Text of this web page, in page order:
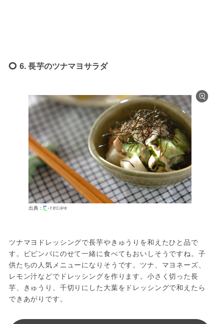
6. 長芋のツナマヨサラダ
出典：
ツナマヨドレッシングで長芋やきゅうりを和えたひと品で
す。ビビンバにのせて一緒に食べてもおいしそうですね。子
供たちの人気メニューになりそうです。ツナ、マヨネーズ、
レモン汁などでドレッシングを作ります。小さく切った長
芋、きゅうり、千切りにした大葉をドレッシングで和えたら
できあがりです。